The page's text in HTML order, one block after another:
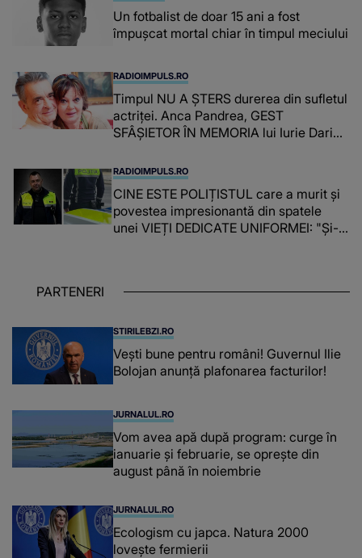
Un fotbalist de doar 15 ani a fost
împușcat mortal chiar în timpul meciului
RADIOIMPULS.RO
Timpul NU A ȘTERS durerea din sufletul
actriței. Anca Pandrea, GEST
SFÂȘIETOR ÎN MEMORIA lui Iurie Darie:
timpul parcă..."
RADIOIMPULS.RO
CINE ESTE POLIȚISTUL care a murit și
povestea impresionantă din spatele
unei VIEȚI DEDICATE UNIFORMEI: "Și-a
PARTENERI
STIRILEBZI.RO
Vești bune pentru români! Guvernul Ilie
Bolojan anunță plafonarea facturilor!
JURNALUL.RO
Vom avea apă după program: curge în
ianuarie și februarie, se oprește din
august până în noiembrie
JURNALUL.RO
Ecologism cu japca. Natura 2000
lovește fermierii